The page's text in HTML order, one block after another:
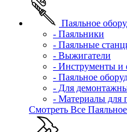
Паяльное
- Паяльники
- Паяльные
- Выжигатели
- Инструменты и
- Паяльное
- Для
- Материалы для
Смотреть Все